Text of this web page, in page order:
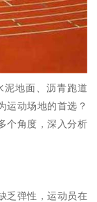
泥地面、沥青跑道
运动场地的首选？
个角度，深入分析
乏弹性，运动员在